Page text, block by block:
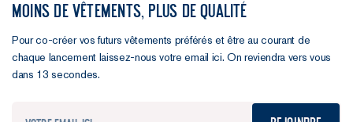
MOINS DE VÊTEMENTS, PLUS DE QUALITÉ
Pour co-créer vos futurs vêtements préférés et être au courant de
chaque lancement laissez-nous votre email ici. On reviendra vers vous
dans 13 secondes.